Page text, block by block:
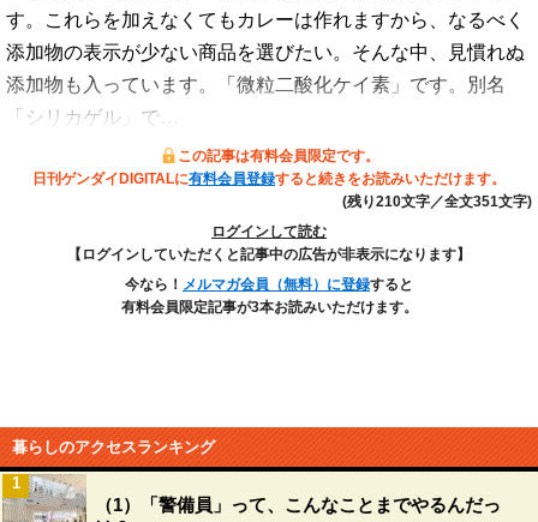
す。これらを加えなくてもカレーは作れますから、なるべく
添加物の表示が少ない商品を選びたい。そんな中、見慣れぬ
添加物も入っています。「微粒二酸化ケイ素」です。別名
「シリカゲル」で…
この記事は有料会員限定です。
日刊ゲンダイDIGITALに有料会員登録すると続きをお読みいただけます。
(残り210文字／全文351文字)
ログインして読む
【ログインしていただくと記事中の広告が非表示になります】
今なら！ メルマガ会員（無料）に登録すると
有料会員限定記事が3本お読みいただけます。
暮らしのアクセスランキング
（1）「警備員」って、こんなことまでやるんだっ
1